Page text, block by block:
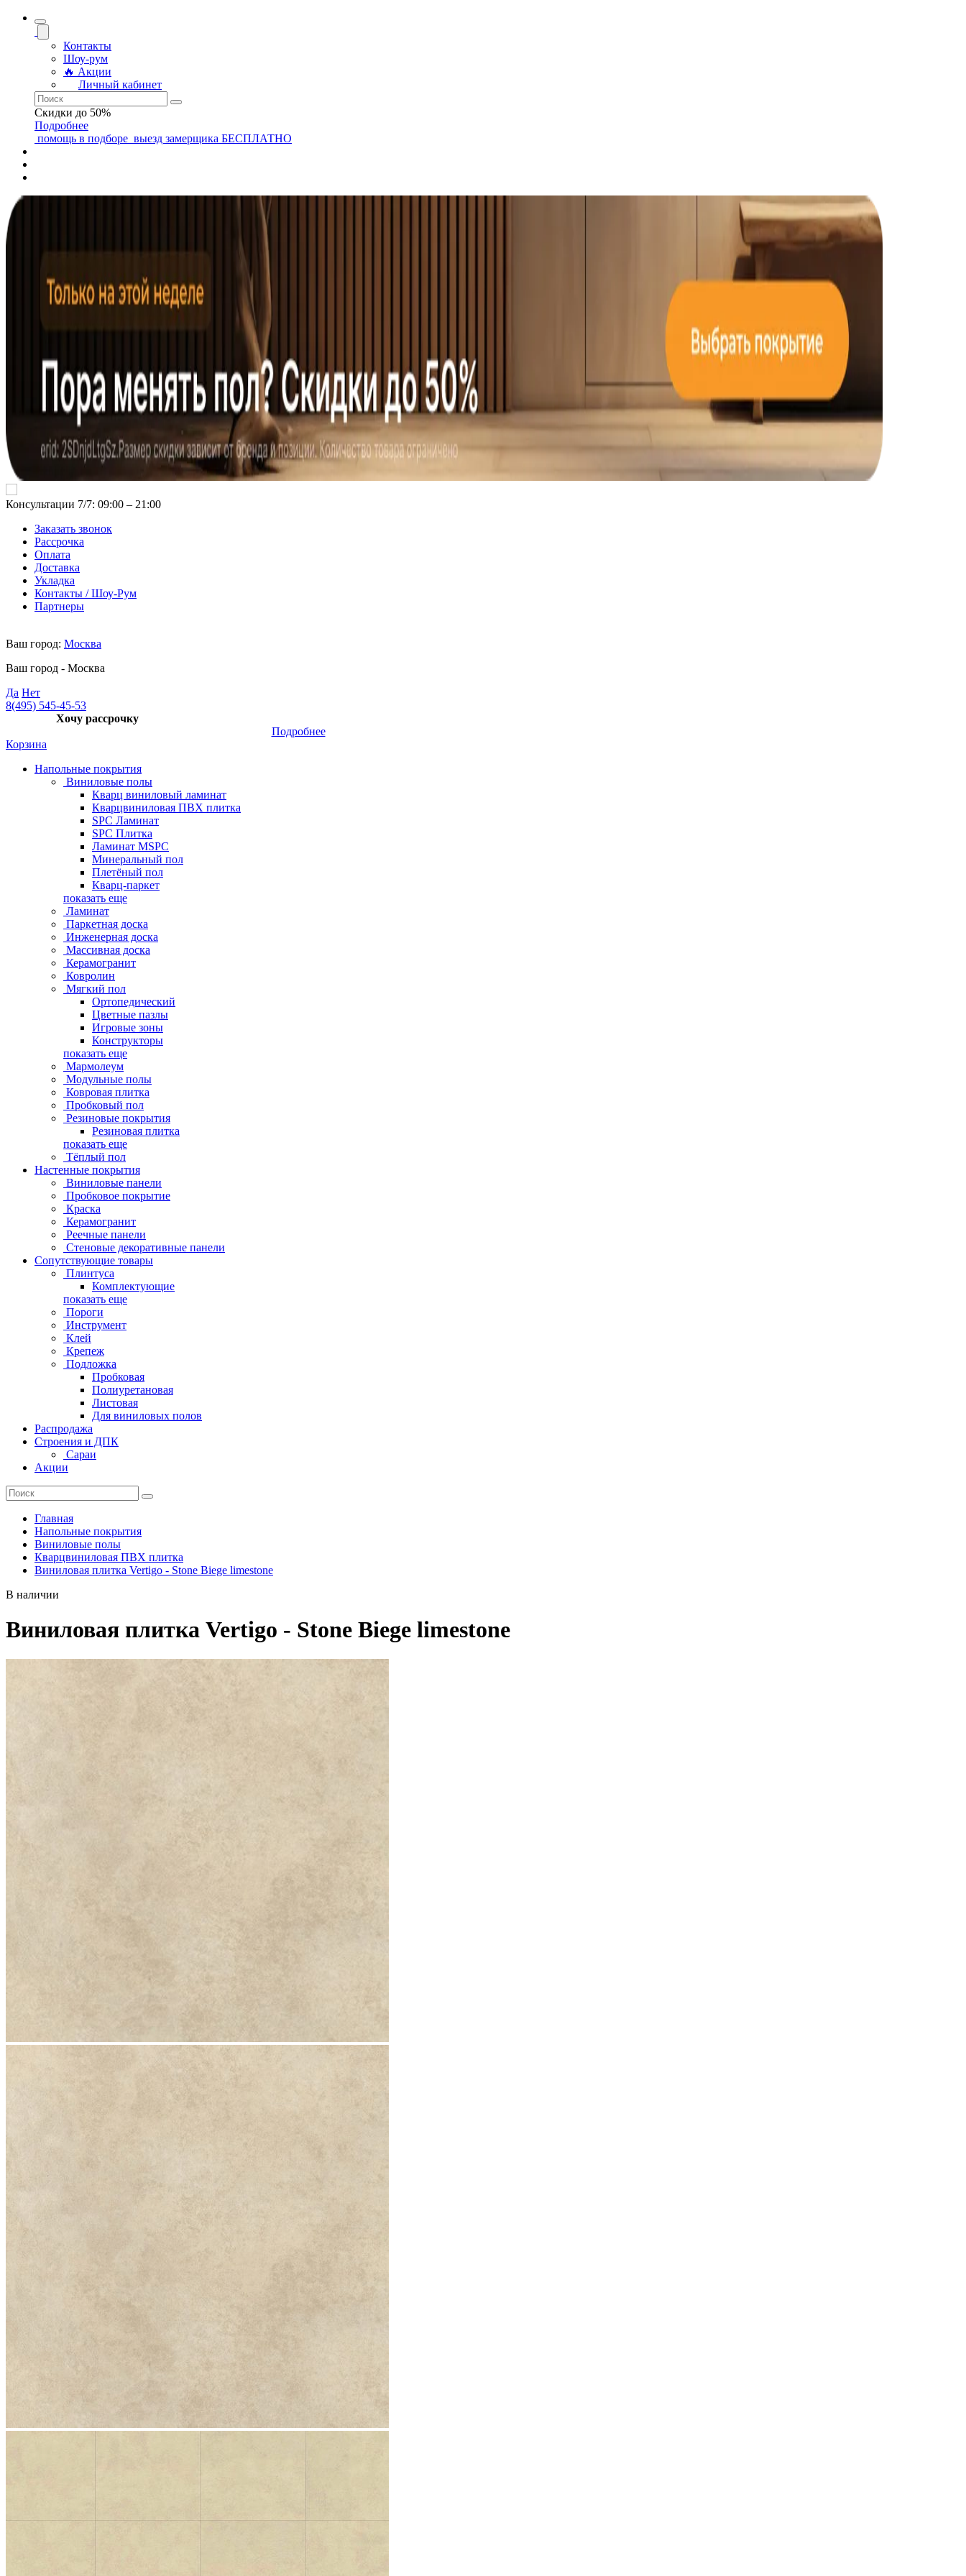
Контакты
Шоу-рум
🔥 Акции
Личный кабинет
Скидки до 50%
Подробнее
помощь в подборе выезд замерщика БЕСПЛАТНО
Консультации 7/7: 09:00 ‒ 21:00
Заказать звонок
Рассрочка
Оплата
Доставка
Укладка
Контакты / Шоу-Рум
Партнеры
Ваш город: Москва
Ваш город - Москва
Да Нет
8(495) 545-45-53
Хочу рассрочку
Подробнее
Корзина
Напольные покрытия
Виниловые полы
Кварц виниловый ламинат
Кварцвиниловая ПВХ плитка
SPC Ламинат
SPC Плитка
Ламинат MSPC
Минеральный пол
Плетёный пол
Кварц-паркет
показать еще
Ламинат
Паркетная доска
Инженерная доска
Массивная доска
Керамогранит
Ковролин
Мягкий пол
Ортопедический
Цветные пазлы
Игровые зоны
Конструкторы
показать еще
Мармолеум
Модульные полы
Ковровая плитка
Пробковый пол
Резиновые покрытия
Резиновая плитка
показать еще
Тёплый пол
Настенные покрытия
Виниловые панели
Пробковое покрытие
Краска
Керамогранит
Реечные панели
Стеновые декоративные панели
Сопутствующие товары
Плинтуса
Комплектующие
показать еще
Пороги
Инструмент
Клей
Крепеж
Подложка
Пробковая
Полиуретановая
Листовая
Для виниловых полов
Распродажа
Строения и ДПК
Сараи
Акции
Главная
Напольные покрытия
Виниловые полы
Кварцвиниловая ПВХ плитка
Виниловая плитка Vertigo - Stone Biege limestone
В наличии
Виниловая плитка Vertigo - Stone Biege limestone